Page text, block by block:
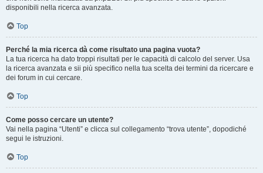
disponibili nella ricerca avanzata.
Top
Perché la mia ricerca dà come risultato una pagina vuota?
La tua ricerca ha dato troppi risultati per le capacità di calcolo del server. Usa
la ricerca avanzata e sii più specifico nella tua scelta dei termini da ricercare e
dei forum in cui cercare.
Top
Come posso cercare un utente?
Vai nella pagina “Utenti” e clicca sul collegamento “trova utente”, dopodiché
segui le istruzioni.
Top